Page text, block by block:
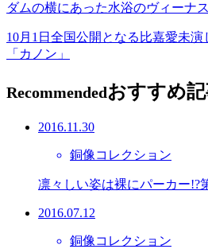
ダムの横にあった水浴のヴィーナ
10月1日全国公開となる比嘉愛未
「カノン」
Recommendedおすすめ
2016.11.30
銅像コレクション
凛々しい姿は裸にパーカー!?
2016.07.12
銅像コレクション